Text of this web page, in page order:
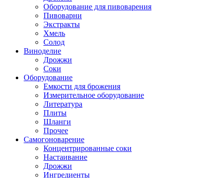
Оборудование для пивоварения
Пивоварни
Экстракты
Хмель
Солод
Виноделие
Дрожжи
Соки
Оборудование
Емкости для брожения
Измерительное оборудование
Литература
Плиты
Шланги
Прочее
Самогоноварение
Концентрированные соки
Настаивание
Дрожжи
Ингредиенты